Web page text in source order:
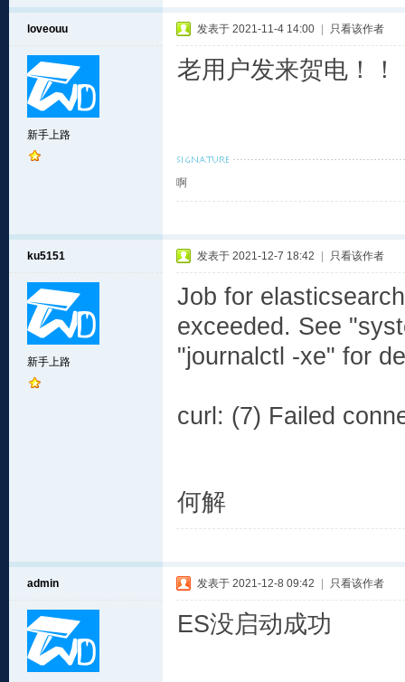
loveouu
新手上路
发表于 2021-11-4 14:00 只看该作者
老用户发来贺电！！
啊
ku5151
新手上路
发表于 2021-12-7 18:42 只看该作者
Job for
exceeded. See
"journalctl -xe" for
curl: (7) Failed
何解
admin 发表于 2021-12-8 09:42 只看该作者
ES没启动成功